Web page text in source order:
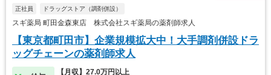
正社員 ドラッグストア（調剤併設）
スギ薬局 町田金森東店 株式会社スギ薬局の薬剤師求人
【東京都町田市】企業規模拡大中！大手調剤併設ドラ
ッグチェーンの薬剤師求人
【月収】27.0万円以上